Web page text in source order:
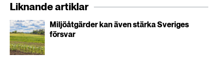
Liknande artiklar
Miljöåtgärder kan även stärka Sveriges
försvar